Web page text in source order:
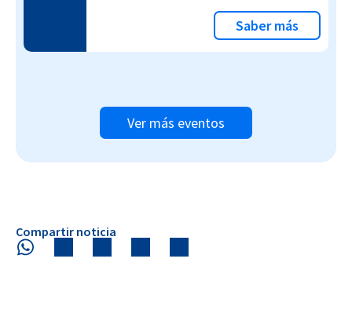
Saber más
Ver más eventos
Compartir noticia